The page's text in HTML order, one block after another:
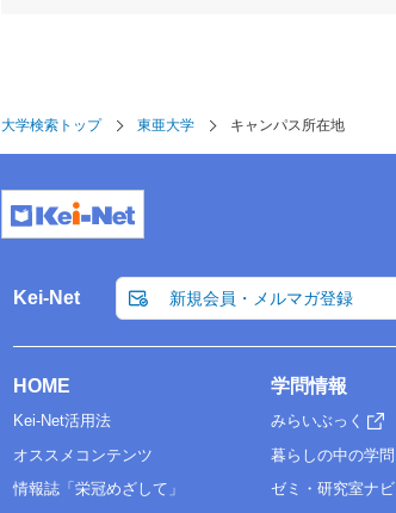
大学検索トップ 東亜大学 キャンパス所在地
Kei-Net 新規会員・メルマガ登録
HOME
Kei-Net活用法
オススメコンテンツ
情報誌「栄冠めざして」
学問情報
みらいぶっく
暮らしの中の学問
ゼミ・研究室ナビ